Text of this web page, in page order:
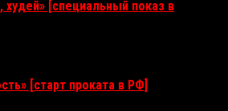
худей» [специальный показ в
[старт проката в РФ]